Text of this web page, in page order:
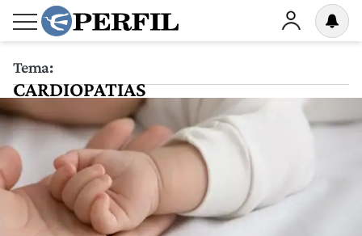
Tema:
CARDIOPATIAS